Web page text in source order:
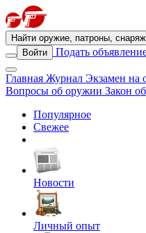
Найти оружие, патроны,
Войти
Подать
Главная Журнал Экзамен на
Вопросы об оружии Закон
Популярное
Свежее
Новости
Личный опыт